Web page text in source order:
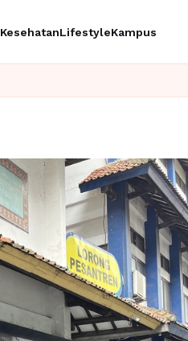
KesehatanLifestyleKampus